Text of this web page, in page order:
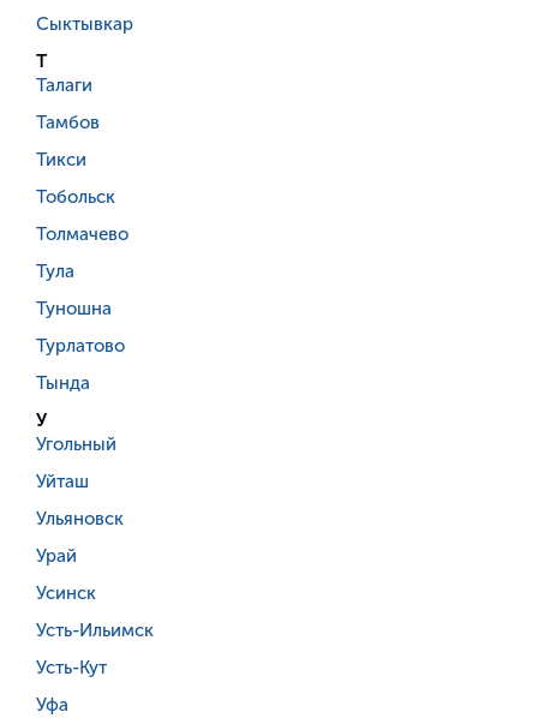
Сыктывкар
Т
Талаги
Тамбов
Тикси
Тобольск
Толмачево
Тула
Туношна
Турлатово
Тында
У
Угольный
Уйташ
Ульяновск
Урай
Усинск
Усть-Ильимск
Усть-Кут
Уфа